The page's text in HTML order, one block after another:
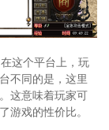
这个平台上，玩
不同的是，这里
这意味着玩家可
游戏的性价比。